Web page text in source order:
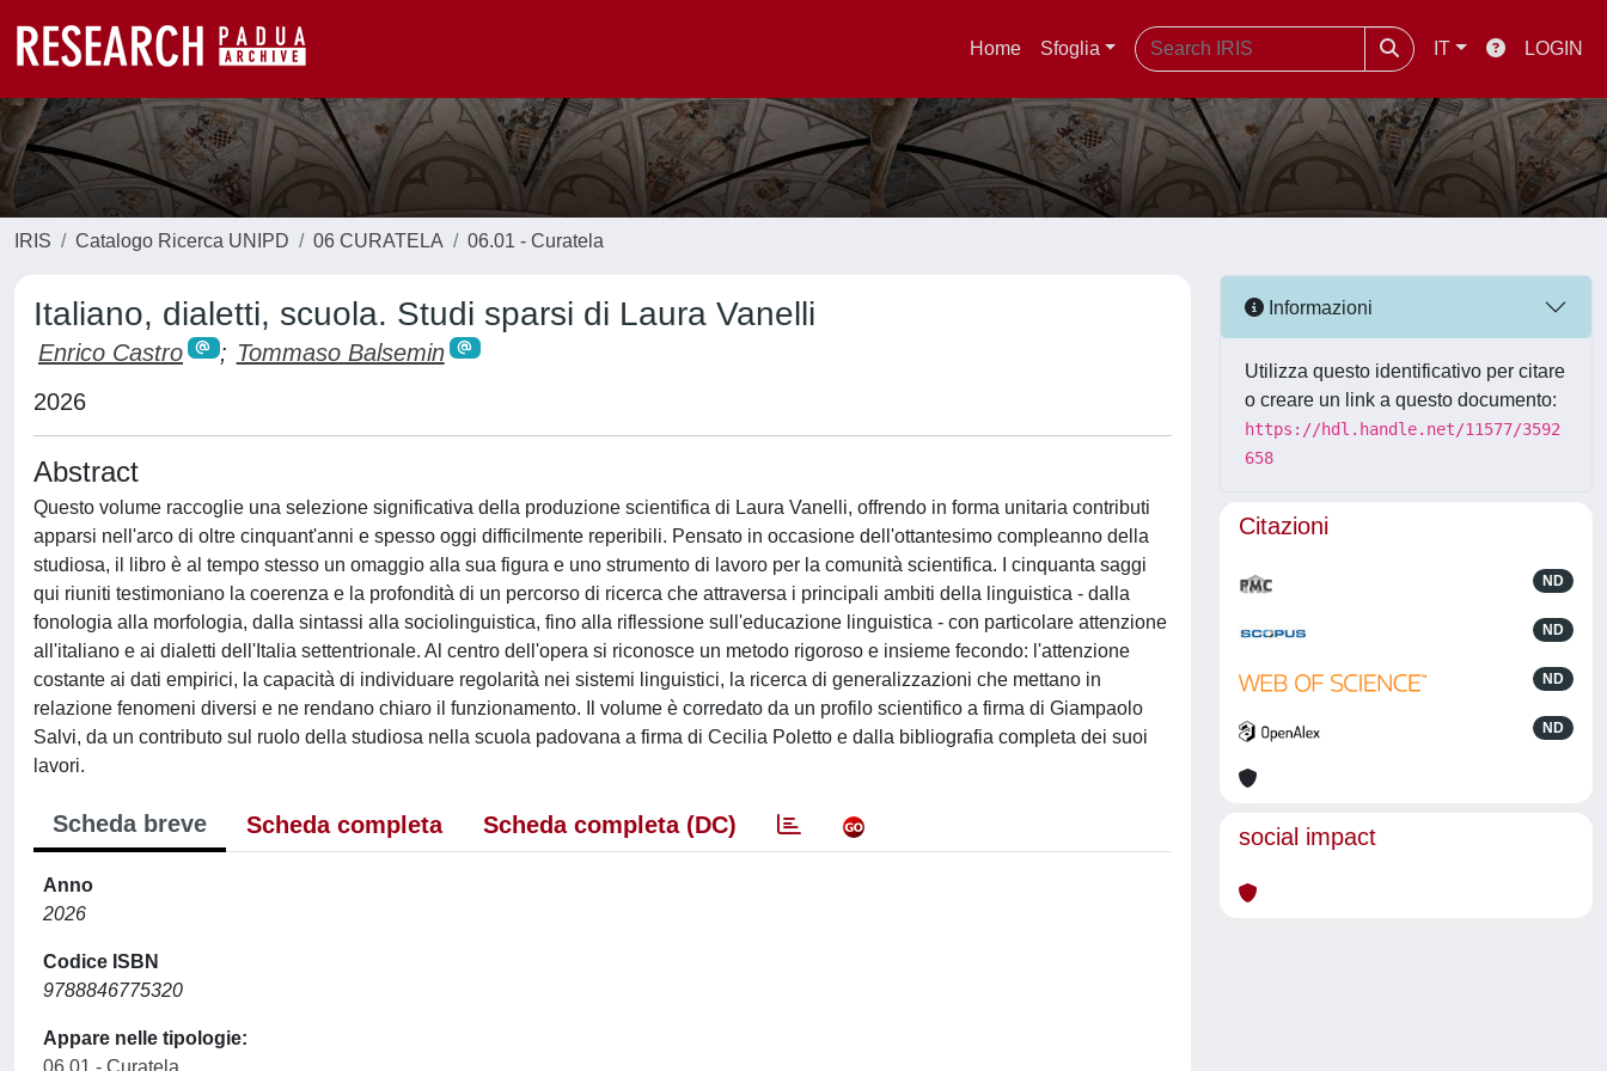
Home Sfoglia IT LOGIN
IRIS Catalogo Ricerca UNIPD 06 CURATELA 06.01 - Curatela
Italiano, dialetti, scuola. Studi sparsi di Laura Vanelli
Enrico Castro ; Tommaso Balsemin
2026
Abstract
Questo volume raccoglie una selezione significativa della produzione scientifica di Laura Vanelli, offrendo in forma unitaria contributi
apparsi nell'arco di oltre cinquant'anni e spesso oggi difficilmente reperibili. Pensato in occasione dell'ottantesimo compleanno della
studiosa, il libro è al tempo stesso un omaggio alla sua figura e uno strumento di lavoro per la comunità scientifica. I cinquanta saggi
qui riuniti testimoniano la coerenza e la profondità di un percorso di ricerca che attraversa i principali ambiti della linguistica - dalla
fonologia alla morfologia, dalla sintassi alla sociolinguistica, fino alla riflessione sull'educazione linguistica - con particolare attenzione
all'italiano e ai dialetti dell'Italia settentrionale. Al centro dell'opera si riconosce un metodo rigoroso e insieme fecondo: l'attenzione
costante ai dati empirici, la capacità di individuare regolarità nei sistemi linguistici, la ricerca di generalizzazioni che mettano in
relazione fenomeni diversi e ne rendano chiaro il funzionamento. Il volume è corredato da un profilo scientifico a firma di Giampaolo
Salvi, da un contributo sul ruolo della studiosa nella scuola padovana a firma di Cecilia Poletto e dalla bibliografia completa dei suoi
lavori.
Scheda breve Scheda completa Scheda completa (DC)
Anno
2026
Codice ISBN
9788846775320
Appare nelle tipologie:
06.01 - Curatela
Informazioni
Utilizza questo identificativo per citare
o creare un link a questo documento:
https://hdl.handle.net/11577/3592
658
Citazioni
ND
ND
ND
ND
social impact